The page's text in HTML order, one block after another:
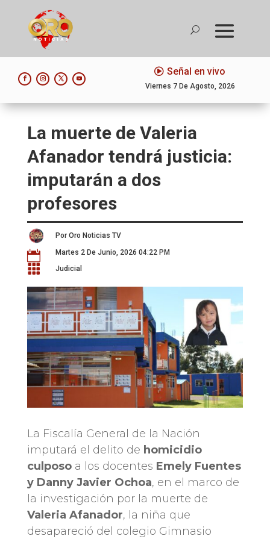
Señal en vivo
Viernes 7 De Agosto, 2026
La muerte de Valeria
Afanador tendrá justicia:
imputarán a dos
profesores
Por Oro Noticias TV
 Martes 2 De Junio, 2026 04:22 PM
 Judicial
La Fiscalía General de la Nación
imputará el delito de homicidio
culposoa los docentes Emely Fuentes
y Danny Javier Ochoa, en el marco de
la investigación por la muerte de
Valeria Afanador, la niña que
desapareció del colegio Gimnasio